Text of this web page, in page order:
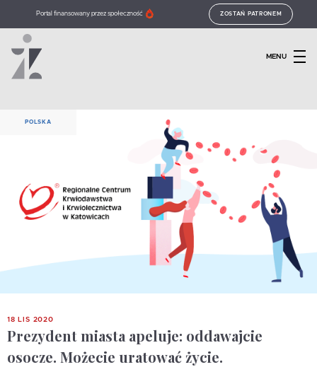
Portal finansowany przez społeczność ZOSTAŃ PATRONEM
MENU
POLSKA
18 LIS 2020
Prezydent miasta apeluje: oddawajcie
osocze. Możecie uratować życie.